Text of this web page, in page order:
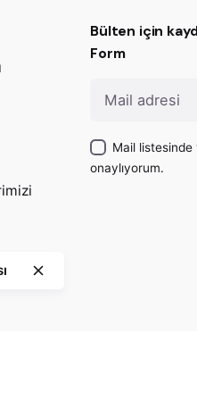
Bülten için
Form
Mail
onaylıyorum.